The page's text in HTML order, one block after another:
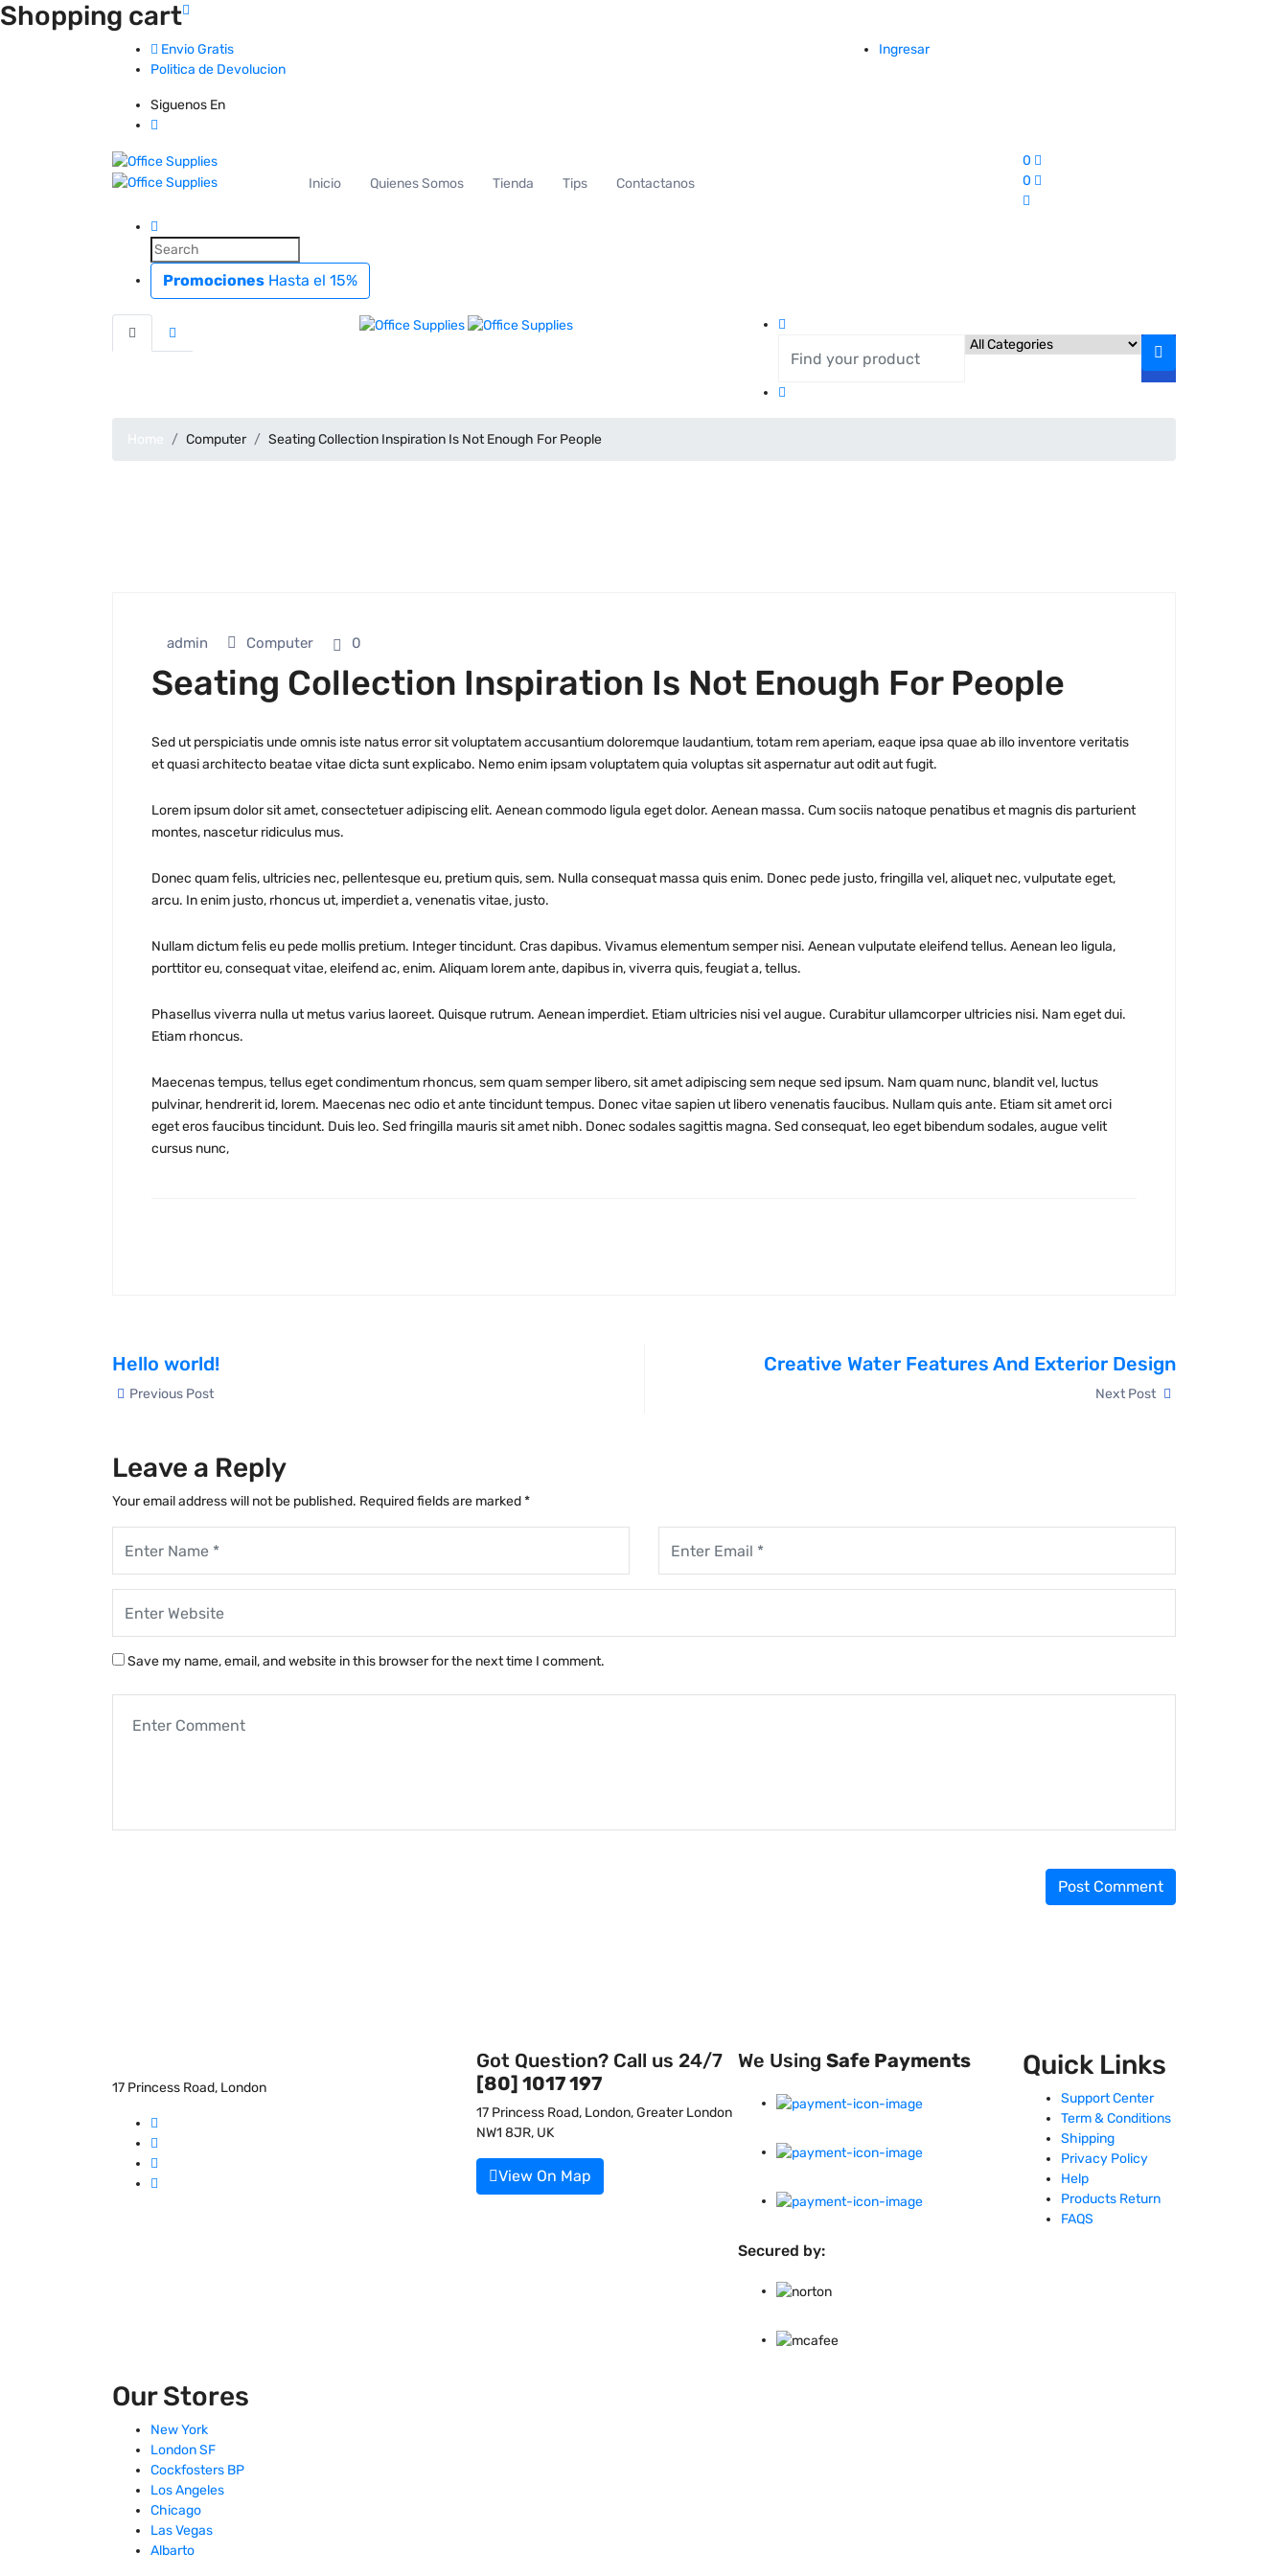
Shopping cart
Envio Gratis
Politica de Devolucion
Siguenos En
Ingresar
Inicio Quienes Somos Tienda Tips Contactanos
0
0
Promociones Hasta el 15%
Computer Seating Collection Inspiration Is Not Enough For People
admin Computer 0
Seating Collection Inspiration Is Not Enough For People
Sed ut perspiciatis unde omnis iste natus error sit voluptatem accusantium doloremque laudantium, totam rem aperiam, eaque ipsa quae ab illo inventore veritatis
et quasi architecto beatae vitae dicta sunt explicabo. Nemo enim ipsam voluptatem quia voluptas sit aspernatur aut odit aut fugit.
Lorem ipsum dolor sit amet, consectetuer adipiscing elit. Aenean commodo ligula eget dolor. Aenean massa. Cum sociis natoque penatibus et magnis dis parturient
montes, nascetur ridiculus mus.
Donec quam felis, ultricies nec, pellentesque eu, pretium quis, sem. Nulla consequat massa quis enim. Donec pede justo, fringilla vel, aliquet nec, vulputate eget,
arcu. In enim justo, rhoncus ut, imperdiet a, venenatis vitae, justo.
Nullam dictum felis eu pede mollis pretium. Integer tincidunt. Cras dapibus. Vivamus elementum semper nisi. Aenean vulputate eleifend tellus. Aenean leo ligula,
porttitor eu, consequat vitae, eleifend ac, enim. Aliquam lorem ante, dapibus in, viverra quis, feugiat a, tellus.
Phasellus viverra nulla ut metus varius laoreet. Quisque rutrum. Aenean imperdiet. Etiam ultricies nisi vel augue. Curabitur ullamcorper ultricies nisi. Nam eget dui.
Etiam rhoncus.
Maecenas tempus, tellus eget condimentum rhoncus, sem quam semper libero, sit amet adipiscing sem neque sed ipsum. Nam quam nunc, blandit vel, luctus
pulvinar, hendrerit id, lorem. Maecenas nec odio et ante tincidunt tempus. Donec vitae sapien ut libero venenatis faucibus. Nullam quis ante. Etiam sit amet orci
eget eros faucibus tincidunt. Duis leo. Sed fringilla mauris sit amet nibh. Donec sodales sagittis magna. Sed consequat, leo eget bibendum sodales, augue velit
cursus nunc,
Hello world!
Previous Post
Creative Water Features And Exterior Design
Next Post
Leave a Reply
Your email address will not be published. Required fields are marked*
Save my name, email, and website in this browser for the next time I comment.
17 Princess Road, London
Got Question? Call us 24/7
[80] 1017 197
17 Princess Road, London, Greater London
NW1 8JR, UK
View On Map
We Using Safe Payments
Secured by:
Quick Links
Support Center
Term & Conditions
Shipping
Privacy Policy
Help
Products Return
FAQS
Our Stores
New York
London SF
Cockfosters BP
Los Angeles
Chicago
Las Vegas
Albarto